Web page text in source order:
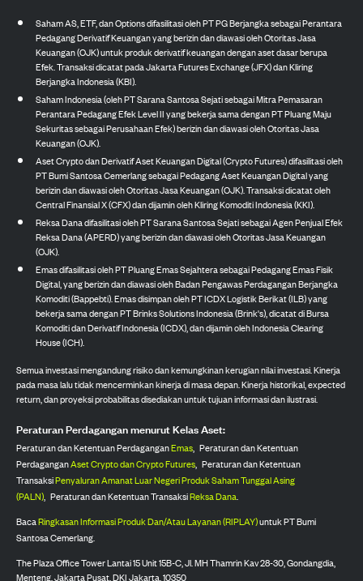
Saham AS, ETF, dan Options difasilitasi oleh PT PG Berjangka sebagai Perantara
Pedagang Derivatif Keuangan yang berizin dan diawasi oleh Otoritas Jasa
Keuangan (OJK) untuk produk derivatif keuangan dengan aset dasar berupa
Efek. Transaksi dicatat pada Jakarta Futures Exchange (JFX) dan Kliring
Berjangka Indonesia (KBI).
Saham Indonesia (oleh PT Sarana Santosa Sejati sebagai Mitra Pemasaran
Perantara Pedagang Efek Level II yang bekerja sama dengan PT Pluang Maju
Sekuritas sebagai Perusahaan Efek) berizin dan diawasi oleh Otoritas Jasa
Keuangan (OJK).
Aset Crypto dan Derivatif Aset Keuangan Digital (Crypto Futures) difasilitasi oleh
PT Bumi Santosa Cemerlang sebagai Pedagang Aset Keuangan Digital yang
berizin dan diawasi oleh Otoritas Jasa Keuangan (OJK). Transaksi dicatat oleh
Central Finansial X (CFX) dan dijamin oleh Kliring Komoditi Indonesia (KKI).
Reksa Dana difasilitasi oleh PT Sarana Santosa Sejati sebagai Agen Penjual Efek
Reksa Dana (APERD) yang berizin dan diawasi oleh Otoritas Jasa Keuangan
(OJK).
Emas difasilitasi oleh PT Pluang Emas Sejahtera sebagai Pedagang Emas Fisik
Digital, yang berizin dan diawasi oleh Badan Pengawas Perdagangan Berjangka
Komoditi (Bappebti). Emas disimpan oleh PT ICDX Logistik Berikat (ILB) yang
bekerja sama dengan PT Brinks Solutions Indonesia (Brink's), dicatat di Bursa
Komoditi dan Derivatif Indonesia (ICDX), dan dijamin oleh Indonesia Clearing
House (ICH).
Semua investasi mengandung risiko dan kemungkinan kerugian nilai investasi. Kinerja
pada masa lalu tidak mencerminkan kinerja di masa depan. Kinerja historikal, expected
return, dan proyeksi probabilitas disediakan untuk tujuan informasi dan ilustrasi.
Peraturan Perdagangan menurut Kelas Aset:
Peraturan dan Ketentuan PerdaganganEmas, Peraturan dan Ketentuan
PerdaganganAset Crypto dan Crypto Futures, Peraturan dan Ketentuan
TransaksiPenyaluran Amanat Luar Negeri Produk Saham Tunggal Asing
(PALN), Peraturan dan Ketentuan TransaksiReksa Dana.
BacaRingkasan Informasi Produk Dan/Atau Layanan (RIPLAY)untuk PT Bumi
Santosa Cemerlang.
The Plaza Office Tower Lantai 15 Unit 15B-C, Jl. MH Thamrin Kav 28-30, Gondangdia,
Menteng, Jakarta Pusat, DKI Jakarta, 10350